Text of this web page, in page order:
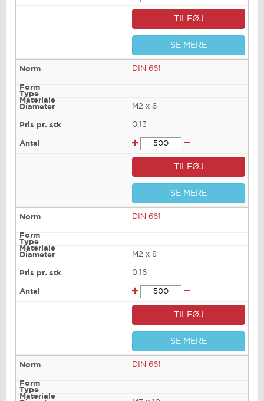
TILFØJ
SE MERE
DIN 661
M2 x 6
0,13
TILFØJ
SE MERE
DIN 661
M2 x 8
0,16
TILFØJ
SE MERE
DIN 661